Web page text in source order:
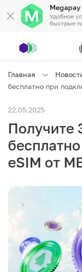
Megapay
Удобное
быстрые
Частным
Бизнесу
Связь
Услуги
Главная
бесплатно при
22.05.2025
Получите
eSIM от